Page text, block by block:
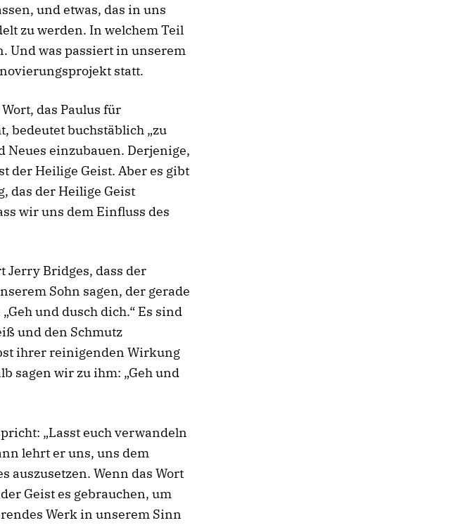
und etwas, das in uns
zu werden. In welchem Teil
Und was passiert in unserem
statt.
das Paulus für
bedeutet buchstäblich „zu
Neues einzubauen. Derjenige,
der Heilige Geist. Aber es gibt
das der Heilige Geist
wir uns dem Einfluss des
Jerry Bridges, dass der
Sohn sagen, der gerade
und dusch dich.“ Es sind
und den Schmutz
ihrer reinigenden Wirkung
sagen wir zu ihm: „Geh und
„Lasst euch verwandeln
lehrt er uns, uns dem
auszusetzen. Wenn das Wort
Geist es gebrauchen, um
Werk in unserem Sinn